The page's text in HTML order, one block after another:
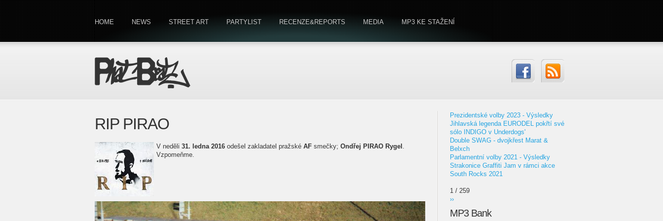
HOME NEWS STREET ART PARTYLIST RECENZE&REPORTS MEDIA MP3 KE STAŽENÍ
RIP PIRAO
V neděli 31. ledna 2016 odešel zakladatel pražské AF smečky; Ondřej PIRAO Rygel .
Vzpomeňme.
Prezidentské volby 2023 - Výsledky
Jihlavská legenda EURODEL pokřtí své
sólo INDIGO v Underdogs'
Double SWAG - dvojkřest Marat &
Belxch
Parlamentní volby 2021 - Výsledky
Strakonice Graffiti Jam v rámci akce
South Rocks 2021
1 / 259
››
MP3 Bank